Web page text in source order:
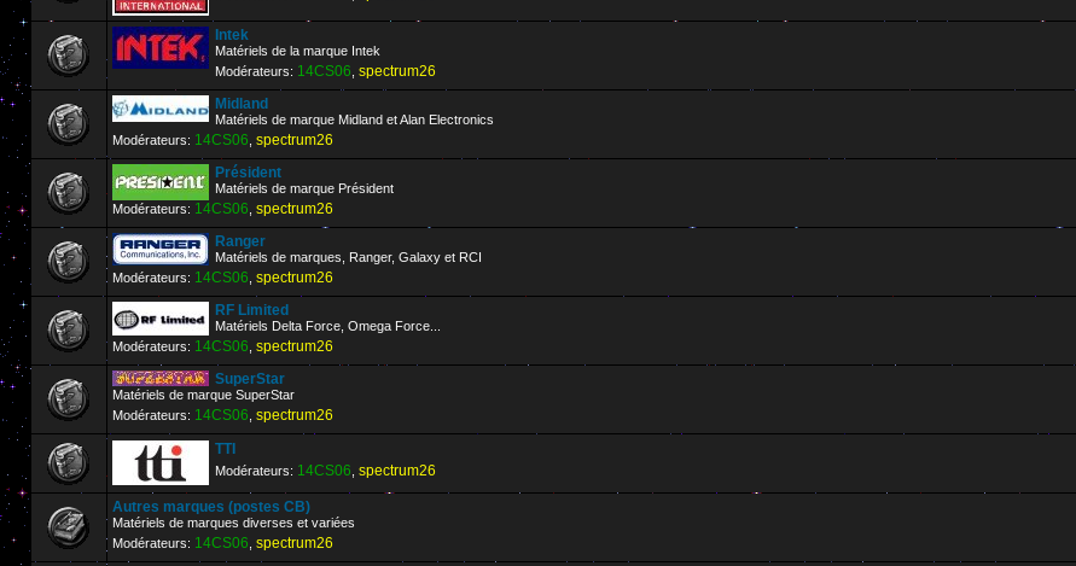
Intek
Matériels de la marque Intek
Modérateurs: 14CS06 spectrum26
Midland
Matériels de marque Midland et Alan Electronics
Modérateurs: 14CS06 spectrum26
Président
Matériels de marque Président
Modérateurs: 14CS06 spectrum26
Ranger
Matériels de marques, Ranger, Galaxy et RCI
Modérateurs: 14CS06 spectrum26
RF Limited
Matériels Delta Force, Omega Force...
Modérateurs: 14CS06 spectrum26
SuperStar
Matériels de marque SuperStar
Modérateurs: 14CS06 spectrum26
TTI
Modérateurs: 14CS06 spectrum26
Autres marques (postes CB)
Matériels de marques diverses et variées
Modérateurs: 14CS06 spectrum26